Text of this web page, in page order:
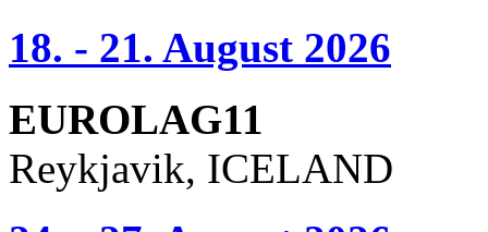
18. - 21. August 2026
EUROLAG11
Reykjavik, ICELAND